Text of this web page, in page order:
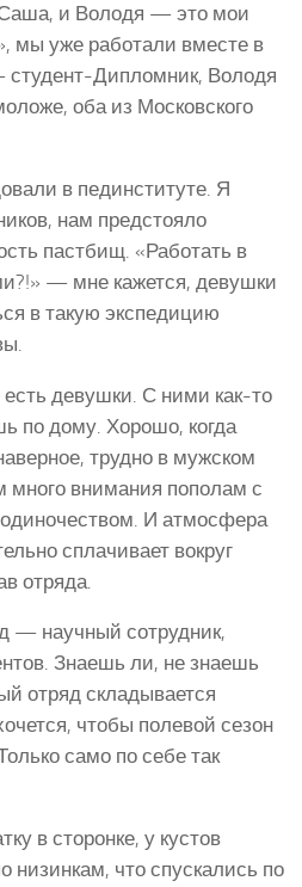
и Володя — это мои
мы уже работали вместе в
Дипломник, Володя
оба из Московского
в пединституте. Я
нам предстояло
пастбищ. «Работать в
— мне кажется, девушки
в такую экспедицию
есть девушки. С ними как-то
по дому. Хорошо, когда
трудно в мужском
внимания пополам с
И атмосфера
сплачивает вокруг
отряда.
— научный сотрудник,
Знаешь ли, не знаешь
отряд складывается
чтобы полевой сезон
само по себе так
в сторонке, у кустов
низинкам, что спускались по